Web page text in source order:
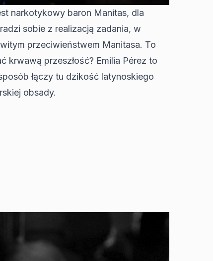
narkotykowy baron Manitas, dla
sobie z realizacją zadania, w
przeciwieństwem Manitasa. To
krwawą przeszłość? Emilia Pérez to
łączy tu dzikość latynoskiego
obsady.